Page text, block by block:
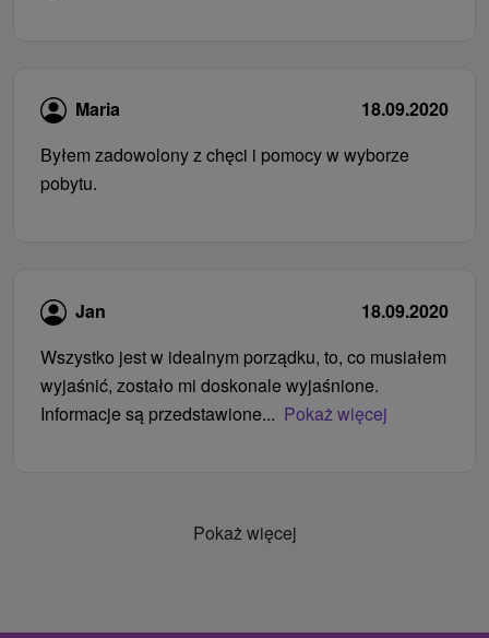
Maria
18.09.2020
Byłem zadowolony z chęci i pomocy w wyborze
pobytu.
Jan
18.09.2020
Wszystko jest w idealnym porządku, to, co musiałem
wyjaśnić, zostało mi doskonale wyjaśnione.
Informacje są przedstawione... Pokaż więcej
Pokaż więcej